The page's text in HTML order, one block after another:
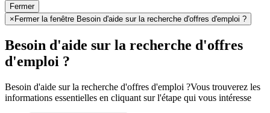
Fermer
× Fermer la fenêtre Besoin d'aide sur la recherche d'offres d'emploi ?
Besoin d'aide sur la recherche d'offres
d'emploi ?
Besoin d'aide sur la recherche d'offres d'emploi ?Vous trouverez les
informations essentielles en cliquant sur l'étape qui vous intéresse